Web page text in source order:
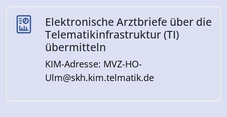
Elektronische Arztbriefe über die
Telematikinfrastruktur (TI)
übermitteln
KIM-Adresse: MVZ-HO-
Ulm@skh.kim.telmatik.de